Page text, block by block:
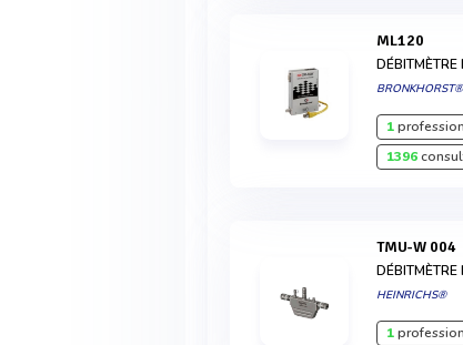
ML120
BRONKHORST®
1
1396
TMU-W 004
HEINRICHS®
1